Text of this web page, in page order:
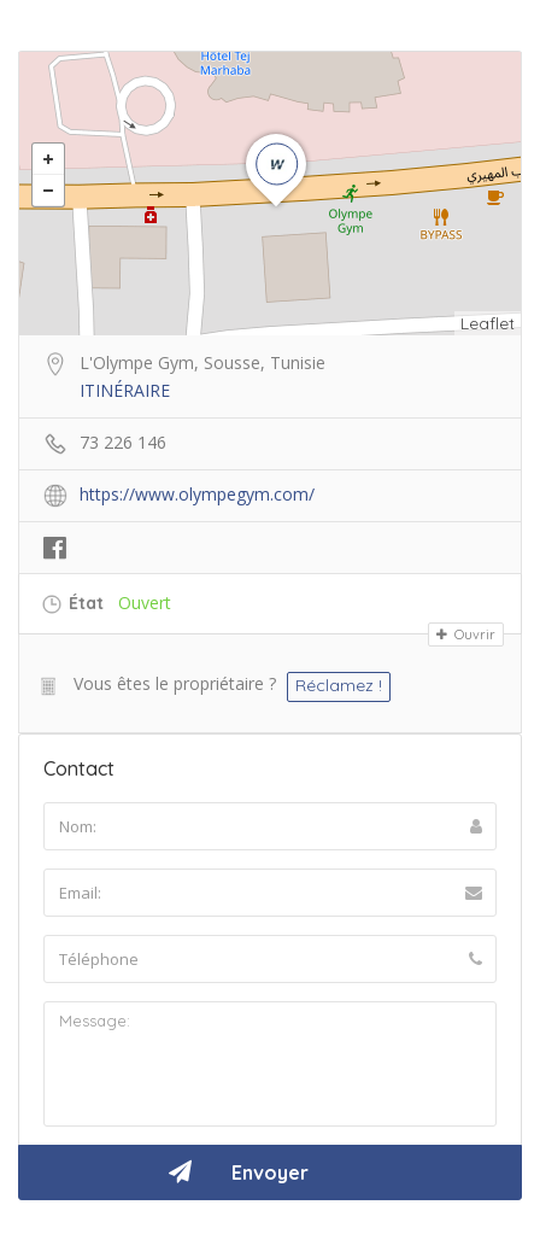
Leaflet
L'Olympe Gym, Sousse, Tunisie
ITINÉRAIRE
73 226 146
https://www.olympegym.com/
État Ouvert
Ouvrir
Vous êtes le propriétaire ? Réclamez !
Contact